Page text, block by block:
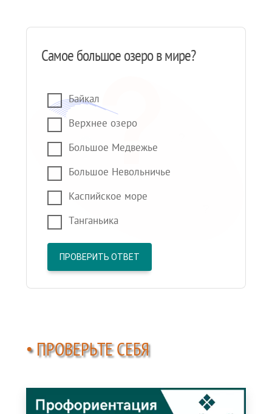
Самое большое озеро в мире?
Байкал
Верхнее озеро
Большое Медвежье
Большое Невольничье
Каспийское море
Танганьика
ПРОВЕРИТЬ ОТВЕТ
• ПРОВЕРЬТЕ СЕБЯ